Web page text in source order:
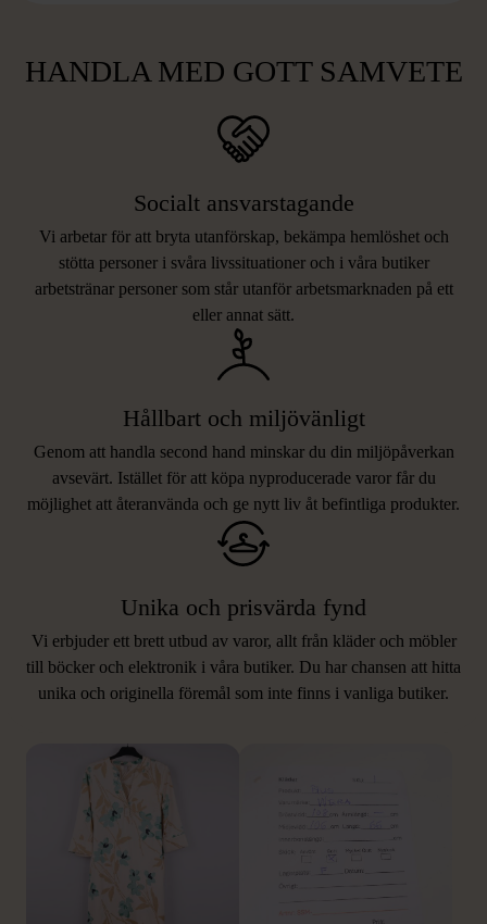
HANDLA MED GOTT SAMVETE
Socialt ansvarstagande
Vi arbetar för att bryta utanförskap, bekämpa hemlöshet och
stötta personer i svåra livssituationer och i våra butiker
arbetstränar personer som står utanför arbetsmarknaden på ett
eller annat sätt.
Hållbart och miljövänligt
Genom att handla second hand minskar du din miljöpåverkan
avsevärt. Istället för att köpa nyproducerade varor får du
möjlighet att återanvända och ge nytt liv åt befintliga produkter.
Unika och prisvärda fynd
Vi erbjuder ett brett utbud av varor, allt från kläder och möbler
till böcker och elektronik i våra butiker. Du har chansen att hitta
unika och originella föremål som inte finns i vanliga butiker.
LIKNANDE PRODUKTER
Hitta produkter som påminner om denna